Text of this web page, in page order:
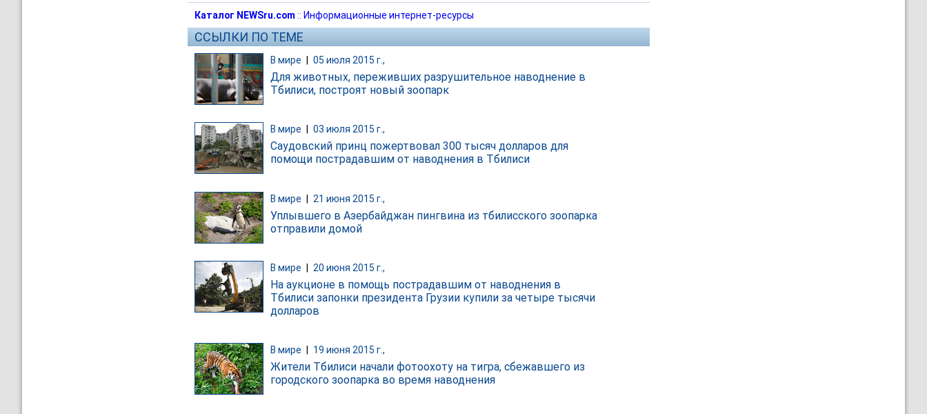
Каталог NEWSru.com :: Информационные интернет-ресурсы
ССЫЛКИ ПО ТЕМЕ
В мире 05 июля 2015 г.,
Для животных, переживших разрушительное наводнение в
Тбилиси, построят новый зоопарк
В мире 03 июля 2015 г.,
Саудовский принц пожертвовал 300 тысяч долларов для
помощи пострадавшим от наводнения в Тбилиси
В мире | 21 июня 2015 г.,
Уплывшего в Азербайджан пингвина из тбилисского зоопарка
отправили домой
В мире 20 июня 2015 г.,
На аукционе в помощь пострадавшим от наводнения в
Тбилиси запонки президента Грузии купили за четыре тысячи
долларов
В мире 19 июня 2015 г.,
Жители Тбилиси начали фотоохоту на тигра, сбежавшего из
городского зоопарка во время наводнения